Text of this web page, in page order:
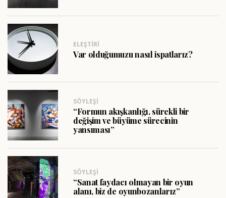
ELEŞTIRI
Var olduğumuzu nasıl ispatlarız?
SÖYLEŞI
“Formun akışkanlığı, sürekli bir
değişim ve büyüme sürecinin
yansıması”
SÖYLEŞI
“Sanat faydacı olmayan bir oyun
alanı, biz de oyunbozanlarız”